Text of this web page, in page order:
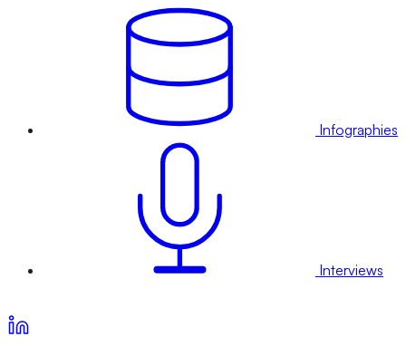
Infographies
Interviews